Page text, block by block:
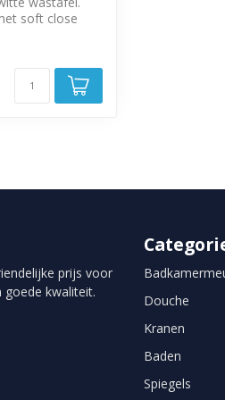
soft close
prijs voor
goede kwaliteit.
Douche
Kranen
Baden
Spiegels